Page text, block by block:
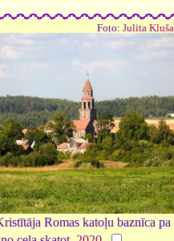
Foto: Julita Kluša
Romas katoļu baznīca pa